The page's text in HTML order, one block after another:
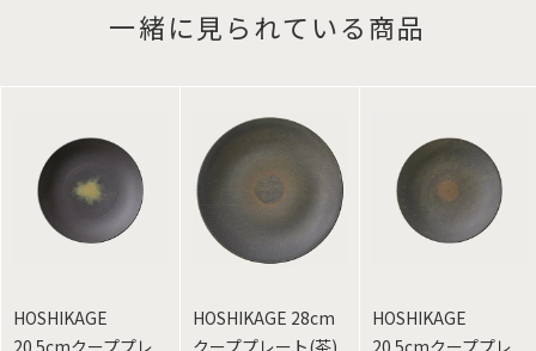
一緒に見られている商品
HOSHIKAGE
HOSHIKAGE 28cm
HOSHIKAGE